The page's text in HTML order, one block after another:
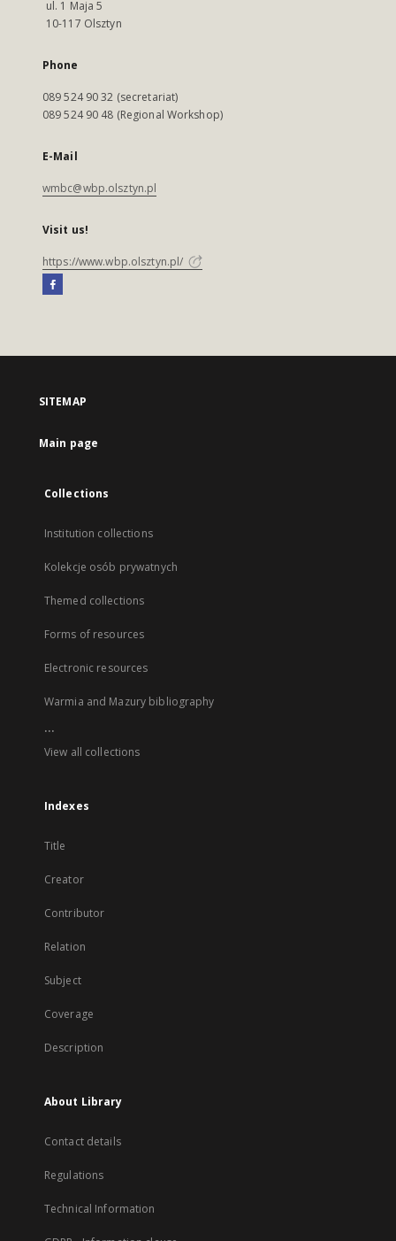
ul. 1 Maja 5
10-117 Olsztyn
Phone
089 524 90 32 (secretariat)
089 524 90 48 (Regional Workshop)
E-Mail
wmbc@wbp.olsztyn.pl
Visit us!
https://www.wbp.olsztyn.pl/
SITEMAP
Main page
Collections
Institution collections
Kolekcje osób prywatnych
Themed collections
Forms of resources
Electronic resources
Warmia and Mazury bibliography
...
View all collections
Indexes
Title
Creator
Contributor
Relation
Subject
Coverage
Description
About Library
Contact details
Regulations
Technical Information